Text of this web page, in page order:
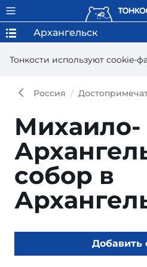
Тонкости используют сookie-
Архангельск
Россия
Михаило-
собор в
Добавить